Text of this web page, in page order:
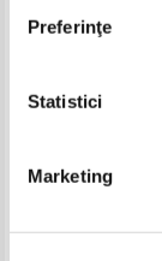
Preferinţe
Statistici
Marketing